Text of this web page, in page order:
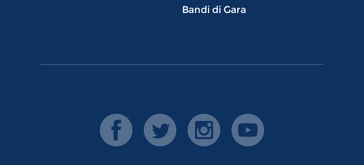
Bandi di Gara